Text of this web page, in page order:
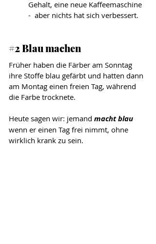
Gehalt, eine neue Kaffeemaschine
-  aber nichts hat sich verbessert.
#2 Blau machen
Früher haben die Färber am Sonntag
ihre Stoffe blau gefärbt und hatten dann
am Montag einen freien Tag, während
die Farbe trocknete.
Heute sagen wir: jemand macht blau
wenn er einen Tag frei nimmt, ohne
wirklich krank zu sein.